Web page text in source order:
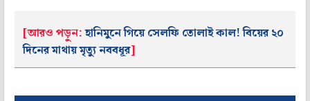
[আরও পড়ুন:হানিমুনে গিয়ে সেলফি তোলাই কাল! বিয়ের ২০
দিনের মাথায় মৃত্যু নববধূর]